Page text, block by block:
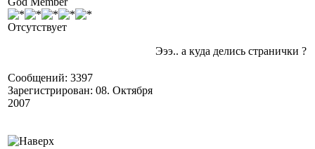
Отсутствует
Сообщений: 3397
Зарегистрирован: 08. Октября
2007
Эээ.. а куда делись странички ?